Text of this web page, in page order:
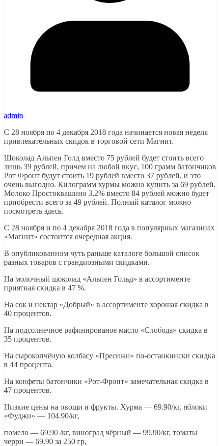
admin
С 28 ноября по 4 декабря 2018 года начинается новая неделя
привлекательных скидок в торговой сети Магнит.
Шоколад Альпен Голд вместо 75 рублей будет стоить всего
лишь 39 рублей, причем на любой вкус, 100 грамм батончиков
Рот Фронт будут стоить 19 рублей вместо 37 рублей, и это
очень выгодно. Килограмм хурмы можно купить за 69 рублей.
Молоко Простоквашино 3,2% вместо 84 рублей можно будет
приобрести всего за 49 рублей. Полный каталог можно
посмотреть здесь.
С 28 ноября и по 4 декабря 2018 года в популярных магазинах
«Магнит» состоится очередная акция.
В опубликованном чуть раньше каталоге большой список
разных товаров с грандиозными скидками.
На молочный шоколад «Альпен Гольд» в ассортименте
приятная скидка в 47 %.
На сок и нектар «Добрый» в ассортименте хорошая скидка в
40 процентов.
На подсолнечное рафинированое масло «Слобода» скидка в
35 процентов.
На сырокопчёную колбасу «Пресижн» по-останкински скидка
в 44 процента.
На конфеты батончики «Рот-Фронт» замечательная скидка в
47 процентов.
Низкие цены на овощи и фрукты. Хурма — 69.90/кг, яблоки
«Фуджи» — 104.90/кг,
помело — 69.90 /кг, виноград чёрный — 99.90/кг, томаты
черри — 69.90 за 250 гр,